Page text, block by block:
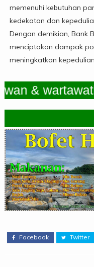
memenuhi kebutuhan
kedekatan dan
Dengan demikian, Bank
menciptakan dampak
meningkatkan
& wartawati,
Facebook Twitter